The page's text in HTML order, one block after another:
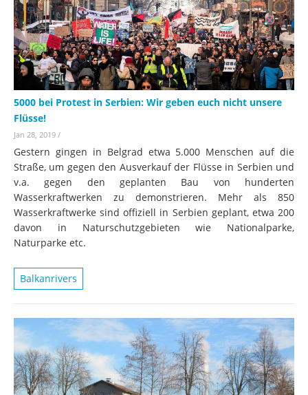
5000 bei Protest in Serbien: Wir geben euch nicht unsere
Flüsse!
Jan 28, 2019 /
Gestern gingen in Belgrad etwa 5.000 Menschen auf die
Straße, um gegen den Ausverkauf der Flüsse in Serbien und
v.a. gegen den geplanten Bau von hunderten
Wasserkraftwerken zu demonstrieren. Mehr als 850
Wasserkraftwerke sind offiziell in Serbien geplant, etwa 200
davon in Naturschutzgebieten wie Nationalparke,
Naturparke etc.
Balkanrivers